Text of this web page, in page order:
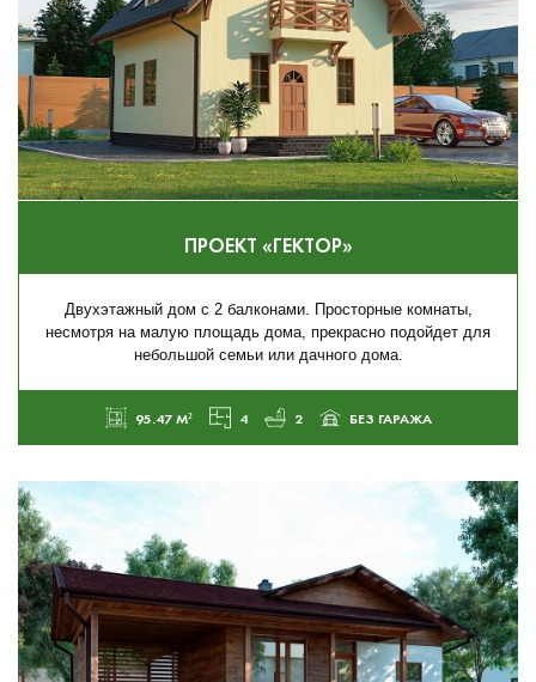
ПРОЕКТ «ГЕКТОР»
Двухэтажный дом с 2 балконами. Просторные комнаты,
несмотря на малую площадь дома, прекрасно подойдет для
небольшой семьи или дачного дома.
95.47 М² 4 2 БЕЗ ГАРАЖА